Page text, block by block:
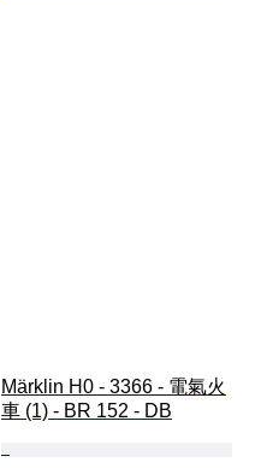
Märklin H0 - 3366 - 電氣火
車 (1) - BR 152 - DB